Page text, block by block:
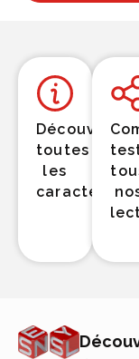
Découvrir
toutes
les